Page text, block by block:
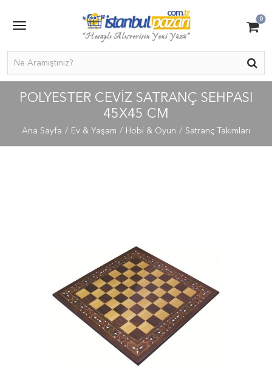
0
POLYESTER CEVIZ SATRANÇ SEHPASI
45X45 CM
Ana Sayfa Ev & Yaşam Hobi & Oyun Satranç Takımları